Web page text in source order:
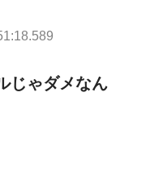
じゃダメなん